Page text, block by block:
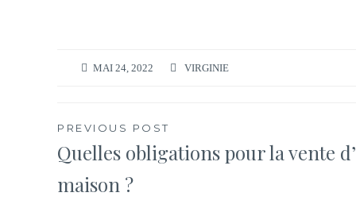
MAI 24, 2022 VIRGINIE
Navigation
de
PREVIOUS POST
Quelles obligations pour la vente
maison ?